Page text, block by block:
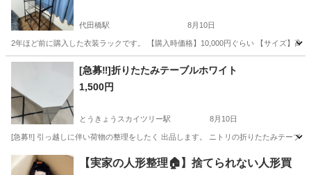
代田橋駅 8月10日
2年ほど前に購入した衣装ラックです。 【購入時価格】10,000円ぐらい 【サイズ】
東京 杉並区 代田橋駅 収納家具 ラック
[急募‼️]折りたたみテーブルホワイト
1,500円
とうきょうスカイツリー駅 8月10日
[急募‼️] 引っ越しに伴い荷物の整理をしたく 出品します。 ニトリの折りたたみテーブ
東京 台東区 とうきょうスカイツリー駅 テーブル
【実家の人形整理🏠】捨てられない人形買